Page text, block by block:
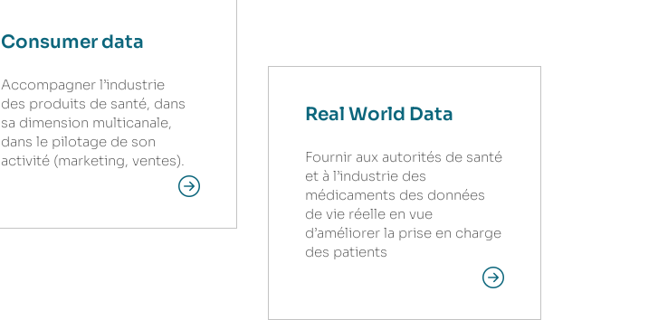
Consumer data
Accompagner l’industrie
des produits de santé, dans
sa dimension multicanale,
dans le pilotage de son
activité (marketing, ventes).
Real World Data
Fournir aux autorités de santé
et à l’industrie des
médicaments des données
de vie réelle en vue
d’améliorer la prise en charge
des patients